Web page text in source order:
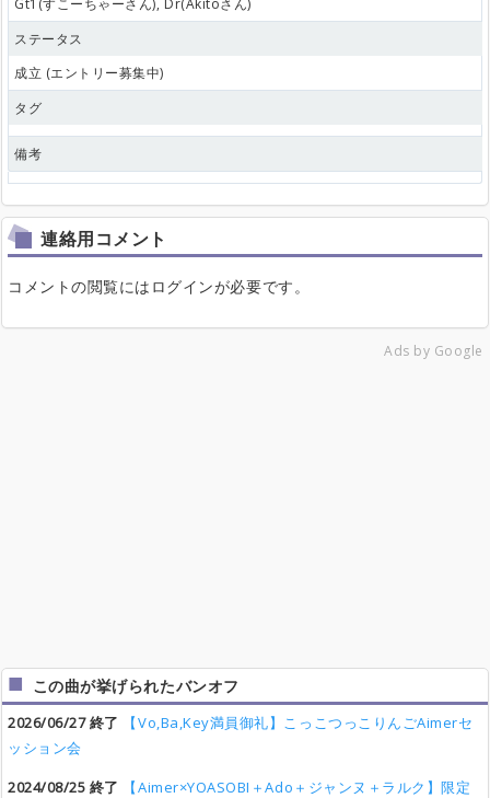
Gt1(すこーちゃーさん), Dr(Akitoさん)
ステータス
成立 (エントリー募集中)
タグ
備考
連絡用コメント
コメントの閲覧にはログインが必要です。
Ads by Google
この曲が挙げられたバンオフ
2026/06/27 終了
【Vo,Ba,Key満員御礼】こっこつっこりんごAimerセ
ッション会
2024/08/25 終了
【Aimer×YOASOBI＋Ado＋ジャンヌ＋ラルク】限定